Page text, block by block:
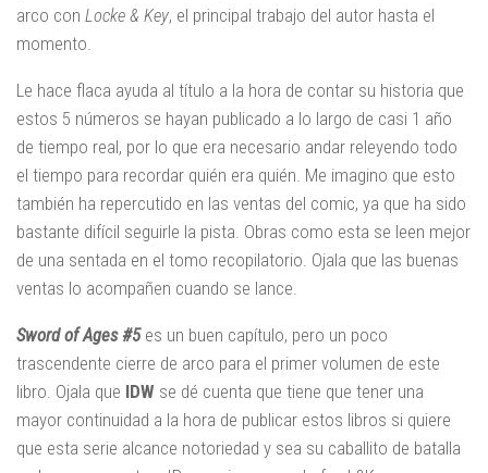
arco con Locke & Key, el principal trabajo del autor hasta el
momento.
Le hace flaca ayuda al título a la hora de contar su historia que
estos 5 números se hayan publicado a lo largo de casi 1 año
de tiempo real, por lo que era necesario andar releyendo todo
el tiempo para recordar quién era quién. Me imagino que esto
también ha repercutido en las ventas del comic, ya que ha sido
bastante difícil seguirle la pista. Obras como esta se leen mejor
de una sentada en el tomo recopilatorio. Ojala que las buenas
ventas lo acompañen cuando se lance.
Sword of Ages #5es un buen capítulo, pero un poco
trascendente cierre de arco para el primer volumen de este
libro. Ojala que IDW se dé cuenta que tiene que tener una
mayor continuidad a la hora de publicar estos libros si quiere
que esta serie alcance notoriedad y sea su caballito de batalla